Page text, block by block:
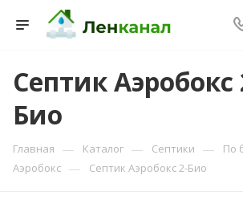
Септик Аэробокс
Био
Главная — Каталог — Септики — По
Аэробокс — Септик Аэробокс 2-Био
Консультант Ленканал